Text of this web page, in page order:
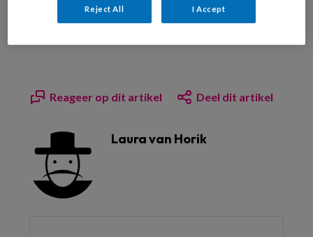
Al abonnee?Log dan in
Reageer op dit artikel Deel dit artikel
Laura van Horik
Reject All I Accept